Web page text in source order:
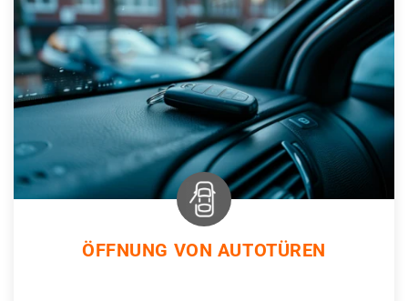
ÖFFNUNG VON AUTOTÜREN